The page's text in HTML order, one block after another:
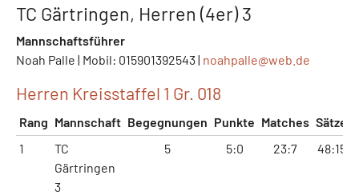
TC Gärtringen, Herren (4er) 3
Mannschaftsführer
Noah Palle | Mobil: 015901392543 | noahpalle@web.de
Herren Kreisstaffel 1 Gr. 018
Rang Mannschaft Begegnungen Punkte Matches Sätze
1
TC
Gärtringen
3
5 5:0 23:7 48:15